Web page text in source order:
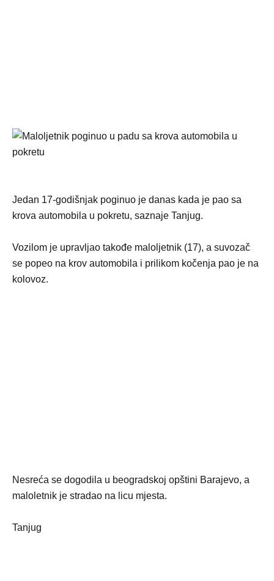
Jedan 17-godišnjak poginuo je danas kada je pao sa
krova automobila u pokretu, saznaje Tanjug.
Vozilom je upravljao takođe maloljetnik (17), a suvozač
se popeo na krov automobila i prilikom kočenja pao je na
kolovoz.
Nesreća se dogodila u beogradskoj opštini Barajevo, a
maloletnik je stradao na licu mjesta.
Tanjug